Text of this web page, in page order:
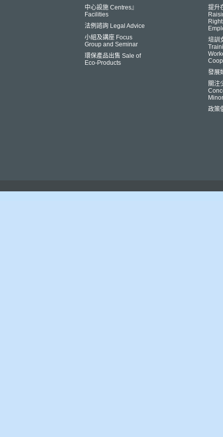
中心設施 Centres』
Facilities
法例諮詢 Legal Advice
小組及講座 Focus
Group and Seminar
環保產品出售 Sale of
Eco-Products
提升
培訓
發展
關注
政策